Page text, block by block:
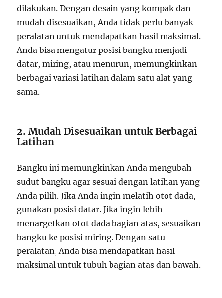
dilakukan. Dengan desain yang kompak dan
mudah disesuaikan, Anda tidak perlu banyak
peralatan untuk mendapatkan hasil maksimal.
Anda bisa mengatur posisi bangku menjadi
datar, miring, atau menurun, memungkinkan
berbagai variasi latihan dalam satu alat yang
sama.
2.Mudah Disesuaikan untuk Berbagai
Latihan
Bangku ini memungkinkan Anda mengubah
sudut bangku agar sesuai dengan latihan yang
Anda pilih. Jika Anda ingin melatih otot dada,
gunakan posisi datar. Jika ingin lebih
menargetkan otot dada bagian atas, sesuaikan
bangku ke posisi miring. Dengan satu
peralatan, Anda bisa mendapatkan hasil
maksimal untuk tubuh bagian atas dan bawah.